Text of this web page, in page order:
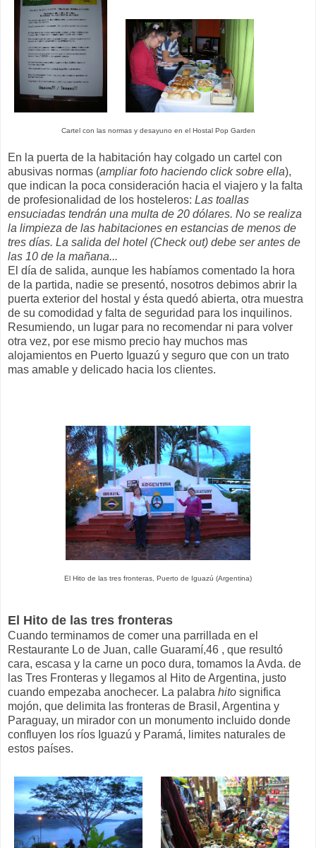
Cartel con las normas y desayuno en el Hostal Pop Garden
En la puerta de la habitación hay colgado un cartel con
abusivas normas (ampliar foto haciendo click sobre ella),
que indican la poca consideración hacia el viajero y la falta
de profesionalidad de los hosteleros: Las toallas
ensuciadas tendrán una multa de 20 dólares. No se realiza
la limpieza de las habitaciones en estancias de menos de
tres días. La salida del hotel (Check out) debe ser antes de
las 10 de la mañana...
El día de salida, aunque les habíamos comentado la hora
de la partida, nadie se presentó, nosotros debimos abrir la
puerta exterior del hostal y ésta quedó abierta, otra muestra
de su comodidad y falta de seguridad para los inquilinos.
Resumiendo, un lugar para no recomendar ni para volver
otra vez, por ese mismo precio hay muchos mas
alojamientos en Puerto Iguazú y seguro que con un trato
mas amable y delicado hacia los clientes.
El Hito de las tres fronteras, Puerto de Iguazú (Argentina)
El Hito de las tres fronteras
Cuando terminamos de comer una parrillada en el
Restaurante Lo de Juan, calle Guaramí,46 , que resultó
cara, escasa y la carne un poco dura, tomamos la Avda. de
las Tres Fronteras y llegamos al Hito de Argentina, justo
cuando empezaba anochecer. La palabra hito significa
mojón, que delimita las fronteras de Brasil, Argentina y
Paraguay, un mirador con un monumento incluido donde
confluyen los ríos Iguazú y Paramá, limites naturales de
estos países.